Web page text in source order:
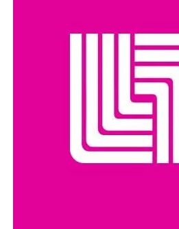
autoridades y la población,
compromiso de impulsar acciones
promuevan el acceso a la cultura
comunidades en todo el estado.